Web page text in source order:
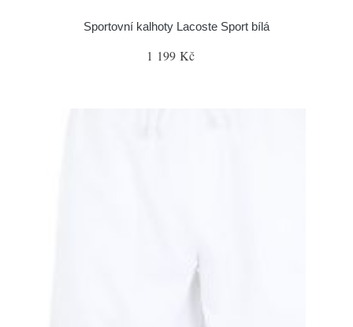
Sportovní kalhoty Lacoste Sport bílá
1 199 Kč